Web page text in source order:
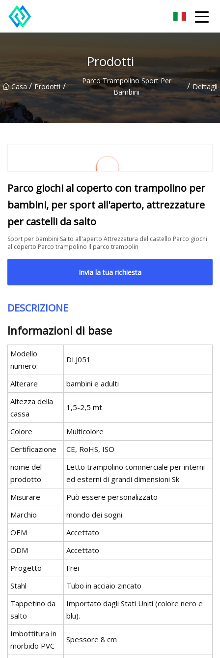
Prodotti
Casa / Prodotti /
Parco Trampolino Sport Per
Bambini
/ Dettagli
Parco giochi al coperto con trampolino per
bambini, per sport all'aperto, attrezzature
per castelli da salto
Sport per bambini Salto all'aperto Attrezzatura del castello Parco giochi
al coperto Parco trampolino Il parco trampolin
Invia la tua richiesta
DESCRIZIONE
Informazioni di base
Modello
numero:
DLJ051
Alterare
bambini e adulti
Altezza della
cassa
1,5-2,5 mt
Colore
Multicolore
Certificazione
CE, RoHS, ISO
nome del
prodotto
Letto trampolino commerciale per interni
ed esterni di grandi dimensioni Sk
Misurare
Può essere personalizzato
Marchio
mondo dei sogni
OEM
Accettato
ODM
Accettato
Progetto
Frei
Stahl
Tubo in acciaio zincato
Tappetino da
salto
Importato dagli Stati Uniti (colore nero e
blu).
Imbottitura in
morbido PVC
Spessore 8 cm